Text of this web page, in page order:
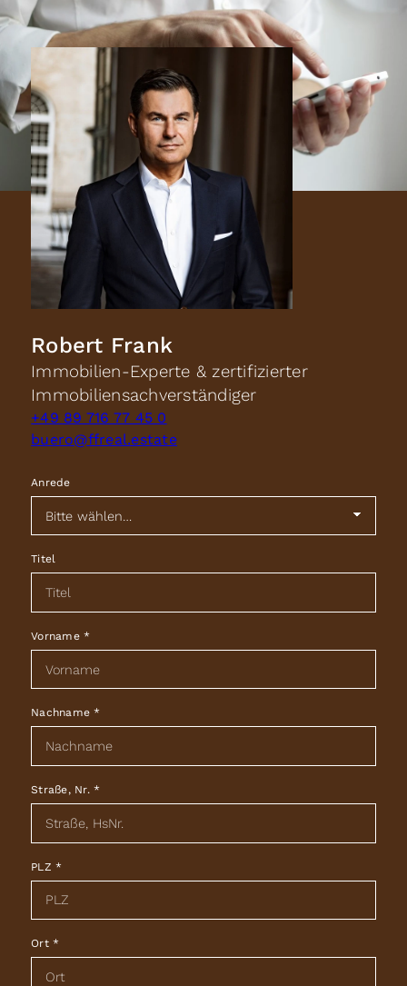
Robert Frank
Immobilien-Experte & zertifizierter
Immobiliensachverständiger
+49 89 716 77 45 0
buero@ffreal.estate
Anrede
Titel
Vorname*
Nachname*
Straße, Nr.*
PLZ*
Ort*